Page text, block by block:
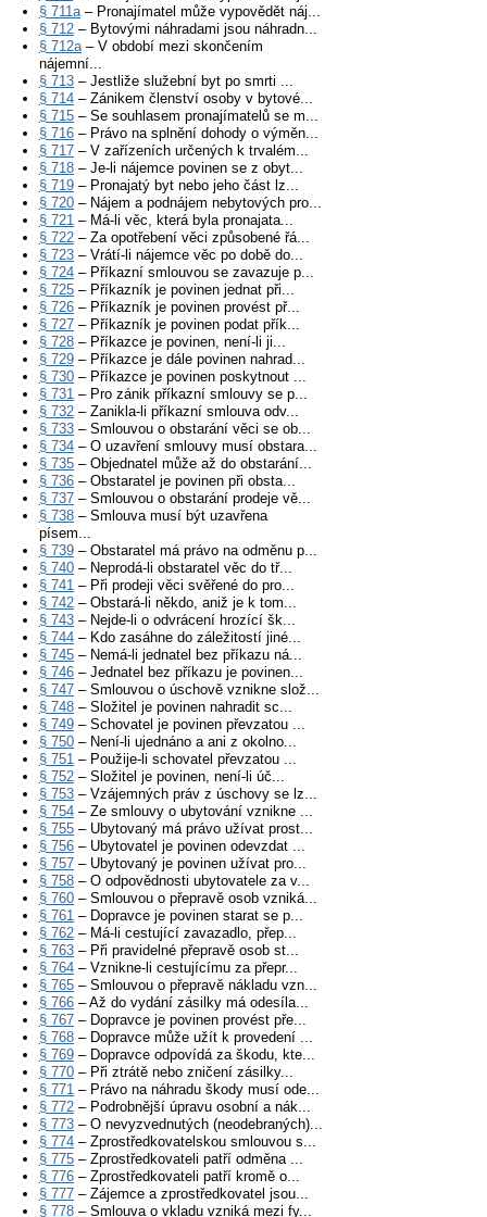
§ 711a– Pronajímatel může vypovědět náj...
§ 712 – Bytovými náhradami jsou náhradn...
§ 712a– V období mezi skončením
nájemní...
§ 713 – Jestliže služební byt po smrti ...
§ 714 – Zánikem členství osoby v bytové...
§ 715 – Se souhlasem pronajímatelů se m...
§ 716 – Právo na splnění dohody o výměn...
§ 717 – V zařízeních určených k trvalém...
§ 718 – Je-li nájemce povinen se z obyt...
§ 719 – Pronajatý byt nebo jeho část lz...
§ 720 – Nájem a podnájem nebytových pro...
§ 721 – Má-li věc, která byla pronajata...
§ 722 – Za opotřebení věci způsobené řá...
§ 723 – Vrátí-li nájemce věc po době do...
§ 724 – Příkazní smlouvou se zavazuje p...
§ 725 – Příkazník je povinen jednat při...
§ 726 – Příkazník je povinen provést př...
§ 727 – Příkazník je povinen podat přík...
§ 728 – Příkazce je povinen, není-li ji...
§ 729 – Příkazce je dále povinen nahrad...
§ 730 – Příkazce je povinen poskytnout ...
§ 731 – Pro zánik příkazní smlouvy se p...
§ 732 – Zanikla-li příkazní smlouva odv...
§ 733 – Smlouvou o obstarání věci se ob...
§ 734 – O uzavření smlouvy musí obstara...
§ 735 – Objednatel může až do obstarání...
§ 736 – Obstaratel je povinen při obsta...
§ 737 – Smlouvou o obstarání prodeje vě...
§ 738 – Smlouva musí být uzavřena
písem...
§ 739 – Obstaratel má právo na odměnu p...
§ 740 – Neprodá-li obstaratel věc do tř...
§ 741 – Při prodeji věci svěřené do pro...
§ 742 – Obstará-li někdo, aniž je k tom...
§ 743 – Nejde-li o odvrácení hrozící šk...
§ 744 – Kdo zasáhne do záležitostí jiné...
§ 745 – Nemá-li jednatel bez příkazu ná...
§ 746 – Jednatel bez příkazu je povinen...
§ 747 – Smlouvou o úschově vznikne slož...
§ 748 – Složitel je povinen nahradit sc...
§ 749 – Schovatel je povinen převzatou ...
§ 750 – Není-li ujednáno a ani z okolno...
§ 751 – Použije-li schovatel převzatou ...
§ 752 – Složitel je povinen, není-li úč...
§ 753 – Vzájemných práv z úschovy se lz...
§ 754 – Ze smlouvy o ubytování vznikne ...
§ 755 – Ubytovaný má právo užívat prost...
§ 756 – Ubytovatel je povinen odevzdat ...
§ 757 – Ubytovaný je povinen užívat pro...
§ 758 – O odpovědnosti ubytovatele za v...
§ 760 – Smlouvou o přepravě osob vzniká...
§ 761 – Dopravce je povinen starat se p...
§ 762 – Má-li cestující zavazadlo, přep...
§ 763 – Při pravidelné přepravě osob st...
§ 764 – Vznikne-li cestujícímu za přepr...
§ 765 – Smlouvou o přepravě nákladu vzn...
§ 766 – Až do vydání zásilky má odesíla...
§ 767 – Dopravce je povinen provést pře...
§ 768 – Dopravce může užít k provedení ...
§ 769 – Dopravce odpovídá za škodu, kte...
§ 770 – Při ztrátě nebo zničení zásilky...
§ 771 – Právo na náhradu škody musí ode...
§ 772 – Podrobnější úpravu osobní a nák...
§ 773 – O nevyzvednutých (neodebraných)...
§ 774 – Zprostředkovatelskou smlouvou s...
§ 775 – Zprostředkovateli patří odměna ...
§ 776 – Zprostředkovateli patří kromě o...
§ 777 – Zájemce a zprostředkovatel jsou...
§ 778 – Smlouva o vkladu vzniká mezi fy...